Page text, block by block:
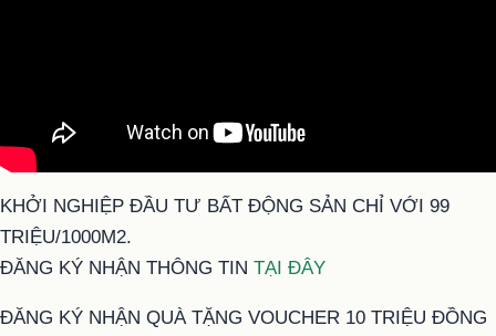
KHỞI NGHIỆP ĐẦU TƯ BẤT ĐỘNG SẢN CHỈ VỚI 99
TRIỆU/1000M2.
ĐĂNG KÝ NHẬN THÔNG TIN TẠI ĐÂY
ĐĂNG KÝ NHẬN QUÀ TẶNG VOUCHER 10 TRIỆU ĐỒNG